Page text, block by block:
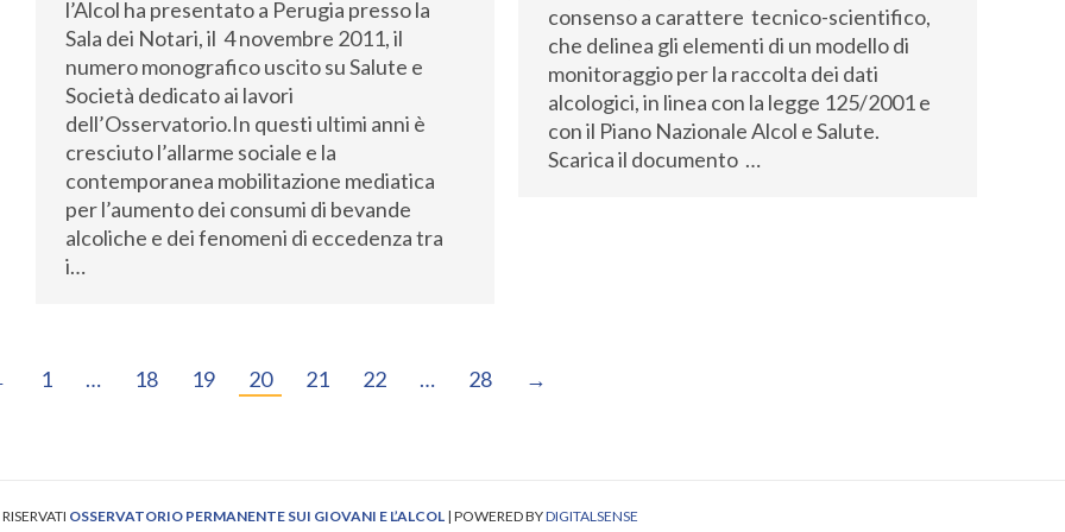
consenso a carattere tecnico-scientifico,
che delinea gli elementi di un modello di
monitoraggio per la raccolta dei dati
alcologici, in linea con la legge 125/2001 e
con il Piano Nazionale Alcol e Salute.
Scarica il documento …
l’Alcol ha presentato a Perugia presso la
Sala dei Notari, il 4 novembre 2011, il
numero monografico uscito su Salute e
Società dedicato ai lavori
dell’Osservatorio.In questi ultimi anni è
cresciuto l’allarme sociale e la
contemporanea mobilitazione mediatica
per l’aumento dei consumi di bevande
alcoliche e dei fenomeni di eccedenza tra
i…
1 … 18 19 20 21 22 … 28 →
OSSERVATORIO PERMANENTE SUI GIOVANI E L’ALCOL| POWERED BYDIGITALSENSE